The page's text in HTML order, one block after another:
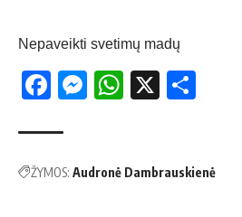
Nepaveikti svetimų madų
Facebook
Messenger
WhatsApp
X
ŽYMOS: Audronė Dambrauskienė